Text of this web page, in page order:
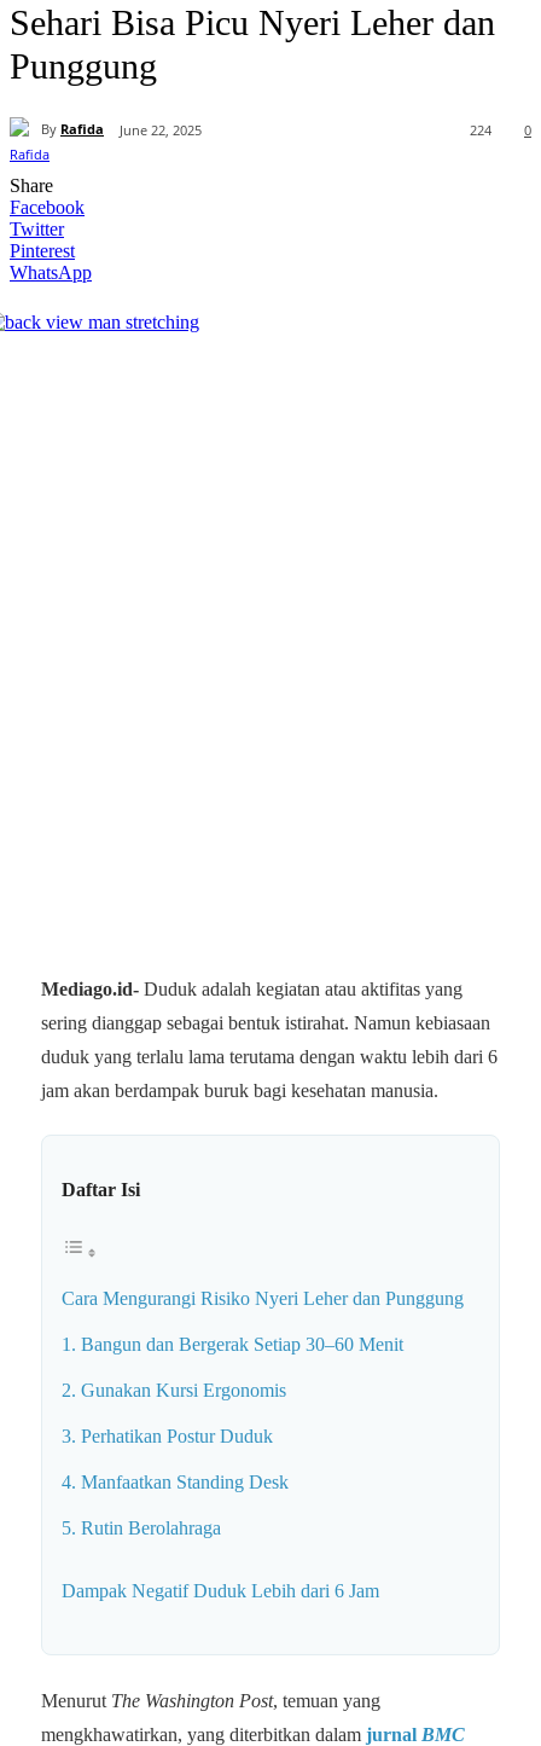
Sehari Bisa Picu Nyeri Leher dan
Punggung
By Rafida June 22, 2025 0
224
Share
Facebook
Twitter
Pinterest
WhatsApp
Mediago.id- Duduk adalah kegiatan atau aktifitas yang
sering dianggap sebagai bentuk istirahat. Namun kebiasaan
duduk yang terlalu lama terutama dengan waktu lebih dari 6
jam akan berdampak buruk bagi kesehatan manusia.
Daftar Isi
Cara Mengurangi Risiko Nyeri Leher dan Punggung
1. Bangun dan Bergerak Setiap 30–60 Menit
2. Gunakan Kursi Ergonomis
3. Perhatikan Postur Duduk
4. Manfaatkan Standing Desk
5. Rutin Berolahraga
Dampak Negatif Duduk Lebih dari 6 Jam
Menurut The Washington Post, temuan yang
mengkhawatirkan, yang diterbitkan dalam jurnal BMC